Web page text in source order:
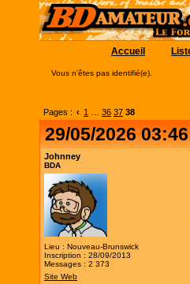
Accueil
Vous n'êtes pas identifié(e).
Pages : ‹ 1 36 37 38
29/05/2026
Johnney
BDA
Lieu : Nouveau-Brunswick
Inscription : 28/09/2013
Messages : 2 373
Site Web